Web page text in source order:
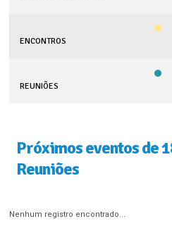
ENCONTROS
REUNIÕES
Próximos eventos de
Reuniões
Nenhum registro encontrado...